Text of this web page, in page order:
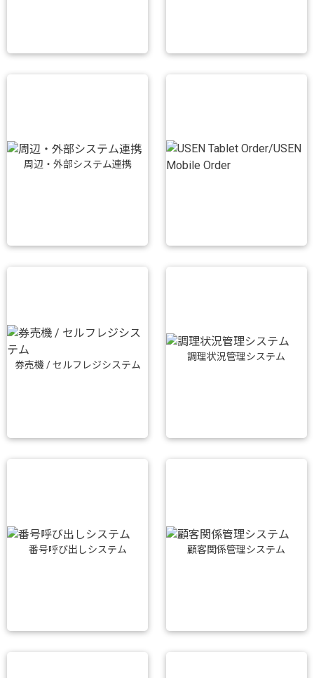
周辺・外部システム連携
券売機 / セルフレジシステム
調理状況管理システム
番号呼び出しシステム 顧客関係管理システム